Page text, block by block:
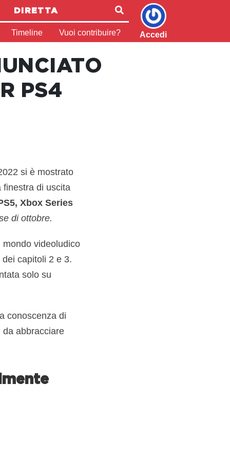
DIRETTA
Timeline Vuoi contribuire? Accedi
PS4
si è mostrato
finestra di uscita
Xbox Series
di ottobre.
videoludico
capitoli 2 e 3.
solo su
conoscenza di
abbracciare